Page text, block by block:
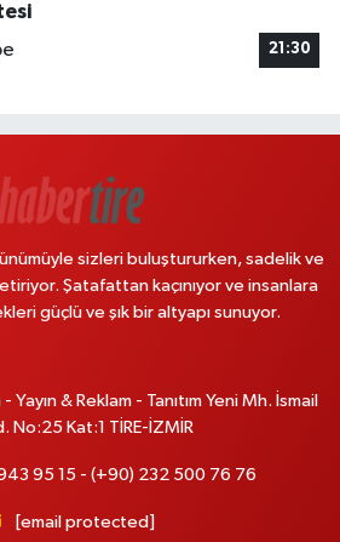
21:30
sizleri buluştururken, sadelik ve
Şatafattan kaçınıyor ve insanlara
güçlü ve şık bir altyapı sunuyor.
- Yayın & Reklam - Tanıtım Yeni Mh. İsmail
No:25 Kat:1 TİRE-İZMİR
95 15 - (+90) 232 500 76 76
[email protected]